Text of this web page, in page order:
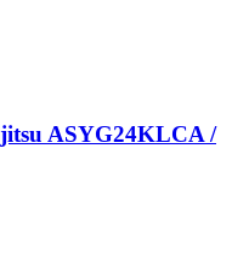
ASYG24KLCA /